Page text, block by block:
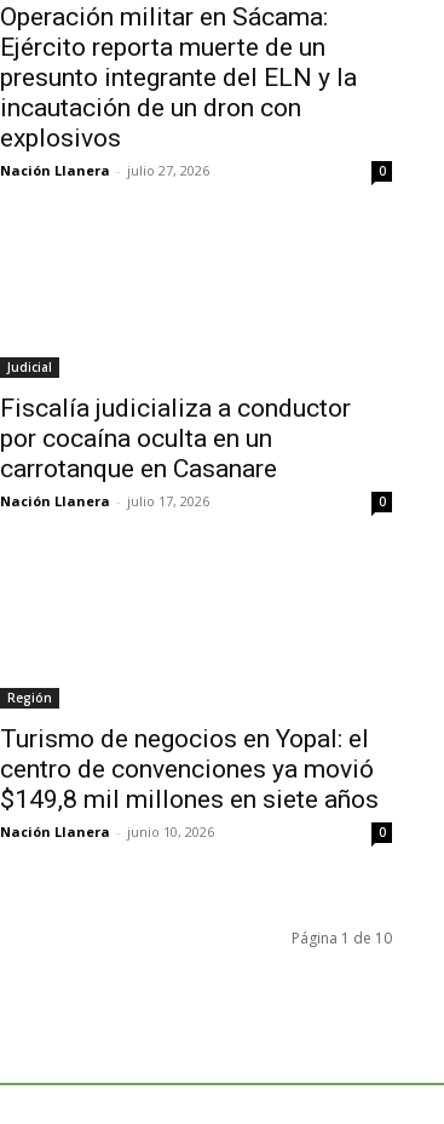
Operación militar en Sácama:
Ejército reporta muerte de un
presunto integrante del ELN y la
incautación de un dron con
explosivos
Nación Llanera - julio 27, 2026 0
Judicial
Fiscalía judicializa a conductor
por cocaína oculta en un
carrotanque en Casanare
Nación Llanera - julio 17, 2026 0
Región
Turismo de negocios en Yopal: el
centro de convenciones ya movió
$149,8 mil millones en siete años
Nación Llanera - junio 10, 2026 0
Página 1 de 10